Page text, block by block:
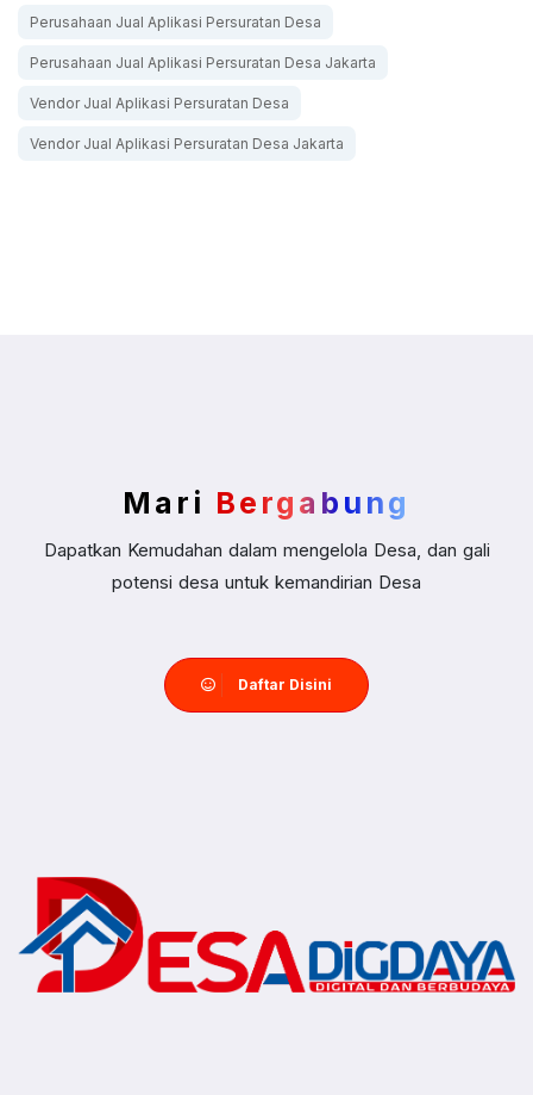
Perusahaan Jual Aplikasi Persuratan Desa
Perusahaan Jual Aplikasi Persuratan Desa Jakarta
Vendor Jual Aplikasi Persuratan Desa
Vendor Jual Aplikasi Persuratan Desa Jakarta
Mari Bergabung
Dapatkan Kemudahan dalam mengelola Desa, dan gali
potensi desa untuk kemandirian Desa
Daftar Disini